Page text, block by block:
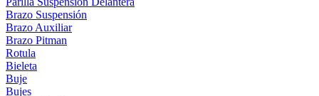
Brazo Suspensión
Brazo Auxiliar
Brazo Pitman
Rotula
Bieleta
Buje
Bujes